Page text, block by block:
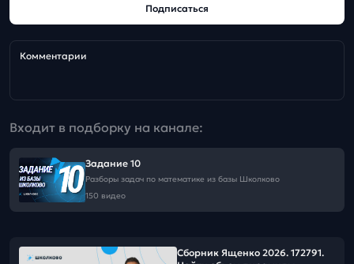
Подписаться
Комментарии
Входит в подборку на канале:
Задание 10
Разборы задач по математике из базы Школково
150 видео
Сборник Ященко 2026. 172791.